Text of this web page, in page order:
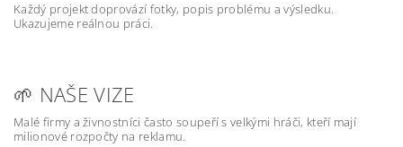
Každý projekt doprovází fotky, popis problému a výsledku.
Ukazujeme reálnou práci.
🌱 NAŠE VIZE
Malé firmy a živnostníci často soupeří s velkými hráči, kteří mají
milionové rozpočty na reklamu.